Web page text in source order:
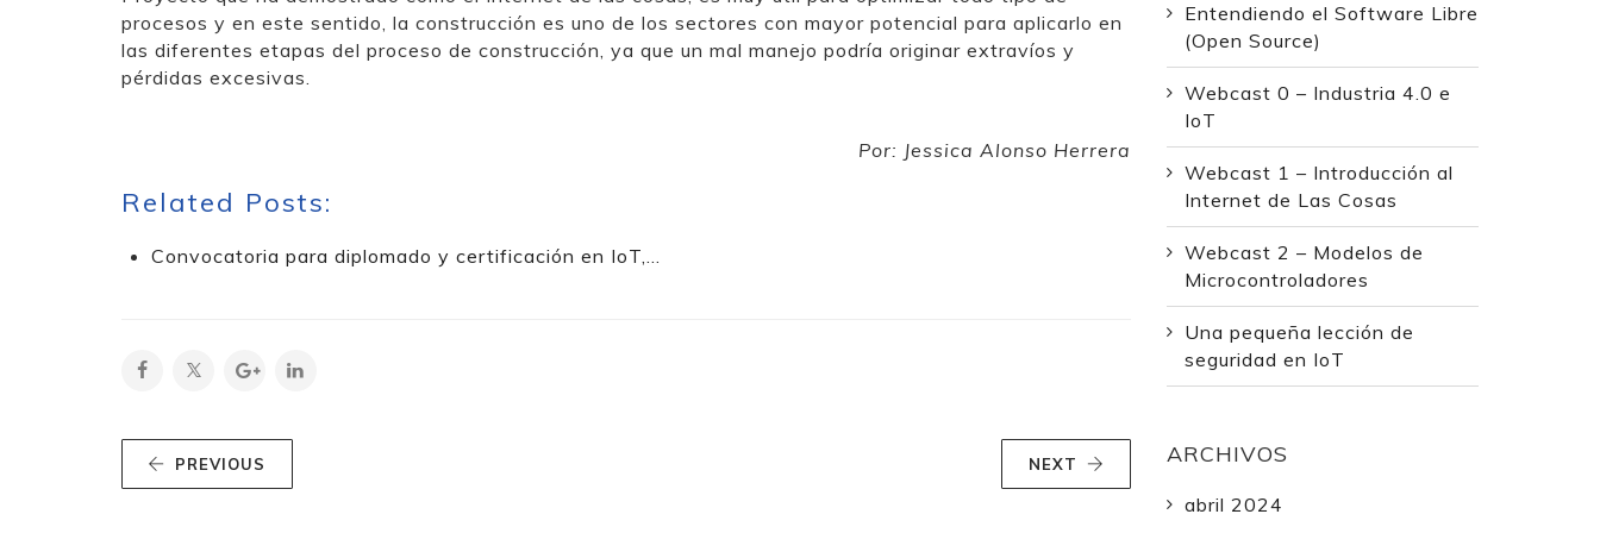
procesos y en este sentido, la construcción es uno de los sectores con mayor potencial para aplicarlo en
las diferentes etapas del proceso de construcción, ya que un mal manejo podría originar extravíos y
pérdidas excesivas.
Por: Jessica Alonso Herrera
Related Posts:
Convocatoria para diplomado y certificación en IoT,…
PREVIOUS NEXT
Entendiendo el Software Libre
(Open Source)
Webcast 0 – Industria 4.0 e
IoT
Webcast 1 – Introducción al
Internet de Las Cosas
Webcast 2 – Modelos de
Microcontroladores
Una pequeña lección de
seguridad en IoT
ARCHIVOS
abril 2024